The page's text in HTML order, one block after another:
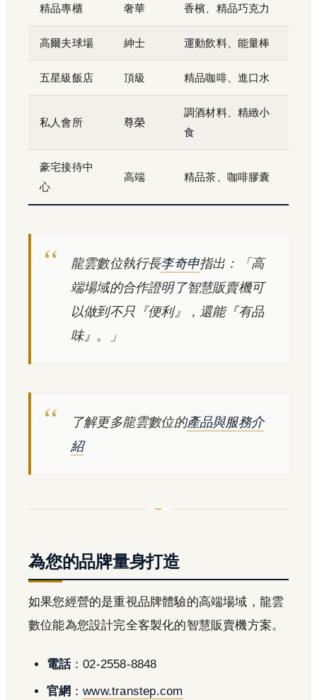
精品專櫃 奢華 香檳、精品巧克力
高爾夫球場 紳士 運動飲料、能量棒
五星級飯店 頂級 精品咖啡、進口水
私人會所 尊榮
調酒材料、精緻小
食
豪宅接待中
心
高端 精品茶、咖啡膠囊
龍雲數位執行長李奇申指出：「高
端場域的合作證明了智慧販賣機可
以做到不只『便利』，還能『有品
味』。」
了解更多龍雲數位的產品與服務介
紹
為您的品牌量身打造
如果您經營的是重視品牌體驗的高端場域，龍雲
數位能為您設計完全客製化的智慧販賣機方案。
電話：02-2558-8848
官網 ：www.transtep.com